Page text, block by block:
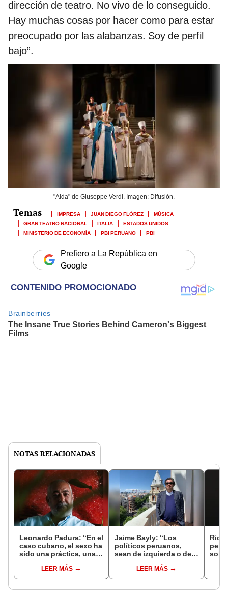
dirección de teatro. No vivo de lo conseguido.
Hay muchas cosas por hacer como para estar
preocupado por las alabanzas. Soy de perfil
bajo”.
"Aida" de Giuseppe Verdi. Imagen: Difusión.
IMPRESA JUAN DIEGO FLÓREZ
MÚSICA
GRAN TEATRO NACIONAL
ITALIA
ESTADOS UNIDOS
MINISTERIO DE ECONOMÍA
PBI PERUANO PBI
Prefiero a La República en
Google
NOTAS RELACIONADAS
Leonardo Padura: “En el
caso cubano, el sexo ha
sido una práctica, una
la vida cotidiana de las
personas"
LEER MÁS
Jaime Bayly: “Los
políticos peruanos,
sean de izquierda o de
encuentran la manera
de decepcionarte”
LEER MÁS